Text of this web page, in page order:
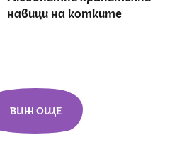
навици на котките
ВИЖ ОЩЕ